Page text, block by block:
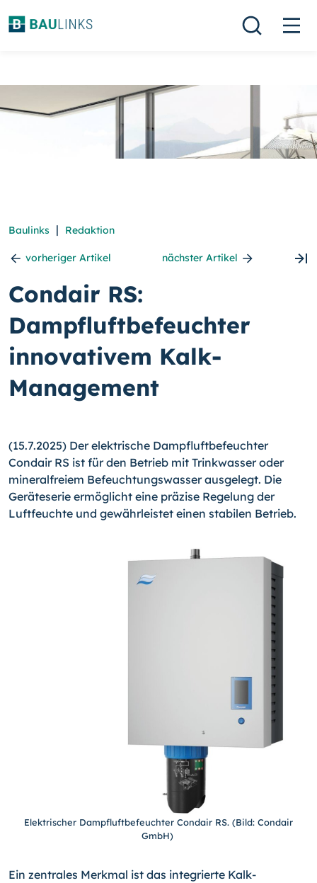
Baulinks | Redaktion
vorheriger Artikel nächster Artikel
Condair RS:
Dampfluftbefeuchter
innovativem Kalk-
Management
(15.7.2025) Der elektrische Dampfluftbefeuchter
Condair RS ist für den Betrieb mit Trinkwasser oder
mineralfreiem Befeuchtungswasser ausgelegt. Die
Geräteserie ermöglicht eine präzise Regelung der
Luftfeuchte und gewährleistet einen stabilen Betrieb.
Elektrischer Dampfluftbefeuchter Condair RS. (Bild: Condair
GmbH)
Ein zentrales Merkmal ist das integrierte Kalk-